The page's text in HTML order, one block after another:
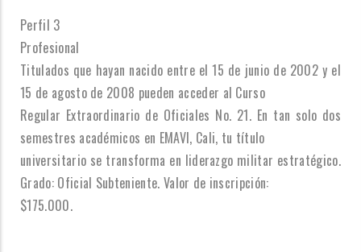
Perfil 3
Profesional
Titulados que hayan nacido entre el 15 de junio de 2002 y el
15 de agosto de 2008 pueden acceder al Curso
Regular Extraordinario de Oficiales No. 21. En tan solo dos
semestres académicos en EMAVI, Cali, tu título
universitario se transforma en liderazgo militar estratégico.
Grado: Oficial Subteniente. Valor de inscripción:
$175.000.